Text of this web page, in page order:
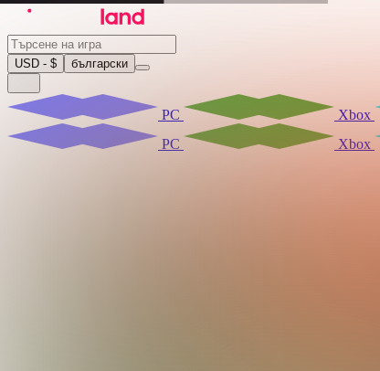
USD - $ български
PC Xbox
PC
Xbox